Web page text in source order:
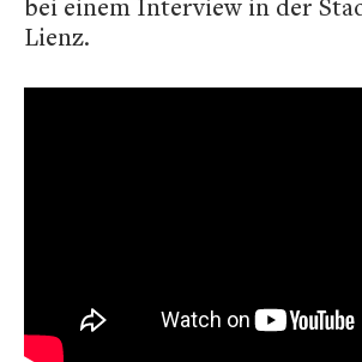
bei einem Interview in der
Lienz.